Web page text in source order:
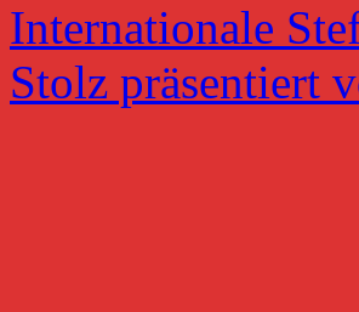
Internationale
Stolz präsentiert